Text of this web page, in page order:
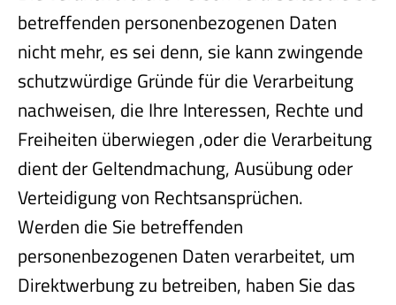
betreffenden personenbezogenen Daten
nicht mehr, es sei denn, sie kann zwingende
schutzwürdige Gründe für die Verarbeitung
nachweisen, die Ihre Interessen, Rechte und
Freiheiten überwiegen ,oder die Verarbeitung
dient der Geltendmachung, Ausübung oder
Verteidigung von Rechtsansprüchen.
Werden die Sie betreffenden
personenbezogenen Daten verarbeitet, um
Direktwerbung zu betreiben, haben Sie das